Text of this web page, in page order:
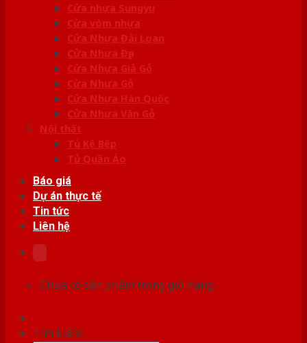
Cửa nhựa Sungyu
Cửa vòm nhựa
Cửa Nhựa Đài Loan
Cửa Nhựa Đẹp
Cửa Nhựa Giả Gỗ
Cửa Nhựa Gỗ
Cửa Nhựa Hàn Quốc
Cửa Nhựa Vân Gỗ
Nội thất
Tủ Kệ Bếp
Tủ Quần Áo
Báo giá
Dự án thực tế
Tin tức
Liên hệ
Chưa có sản phẩm trong giỏ hàng.
Tìm kiếm: